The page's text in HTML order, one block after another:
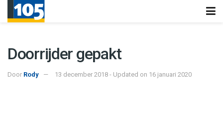
Doorrijder gepakt
Door Rody 13 december 2018 - Updated on 16 januari 2020